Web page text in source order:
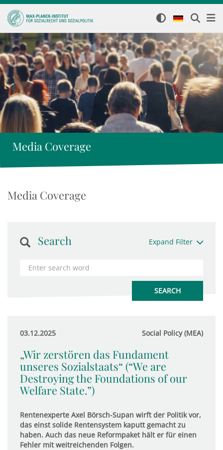
Media Coverage
Media Coverage
Search Expand Filter
03.12.2025 Social Policy (MEA)
„Wir zerstören das Fundament
unseres Sozialstaats“ (“We are
Destroying the Foundations of our
Welfare State.”)
Rentenexperte Axel Börsch-Supan wirft der Politik vor,
das einst solide Rentensystem kaputt gemacht zu
haben. Auch das neue Reformpaket hält er für einen
Fehler mit weitreichenden Folgen.